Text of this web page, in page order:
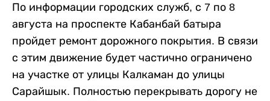
По информации городских служб, с 7 по 8
августа на проспекте Кабанбай батыра
пройдет ремонт дорожного покрытия. В связи
с этим движение будет частично ограничено
на участке от улицы Калкаман до улицы
Сарайшык. Полностью перекрывать дорогу не